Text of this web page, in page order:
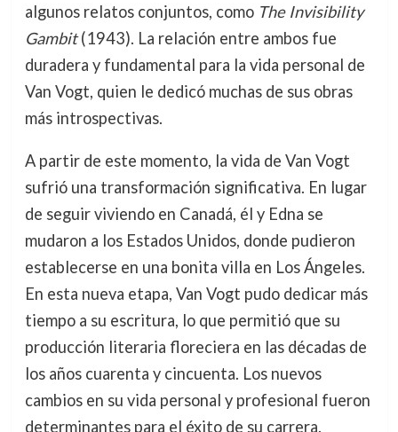
algunos relatos conjuntos, como The Invisibility
Gambit(1943). La relación entre ambos fue
duradera y fundamental para la vida personal de
Van Vogt, quien le dedicó muchas de sus obras
más introspectivas.
A partir de este momento, la vida de Van Vogt
sufrió una transformación significativa. En lugar
de seguir viviendo en Canadá, él y Edna se
mudaron a los Estados Unidos, donde pudieron
establecerse en una bonita villa en Los Ángeles.
En esta nueva etapa, Van Vogt pudo dedicar más
tiempo a su escritura, lo que permitió que su
producción literaria floreciera en las décadas de
los años cuarenta y cincuenta. Los nuevos
cambios en su vida personal y profesional fueron
determinantes para el éxito de su carrera.